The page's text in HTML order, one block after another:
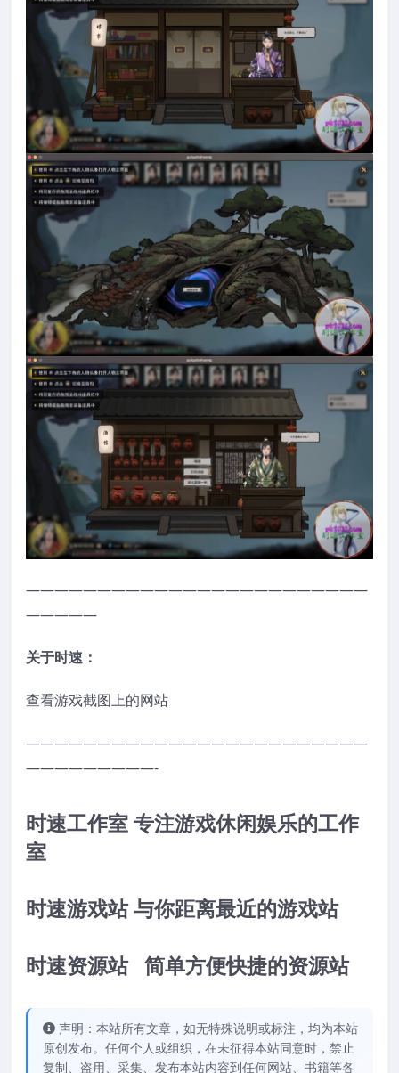
————————————————————————
—————
关于时速：
查看游戏截图上的网站
————————————————————————
—————————-
时速工作室 专注游戏休闲娱乐的工作
室
时速游戏站 与你距离最近的游戏站
时速资源站 简单方便快捷的资源站
声明：本站所有文章，如无特殊说明或标注，均为本站
原创发布。任何个人或组织，在未征得本站同意时，禁止
复制、盗用、采集、发布本站内容到任何网站、书籍等各